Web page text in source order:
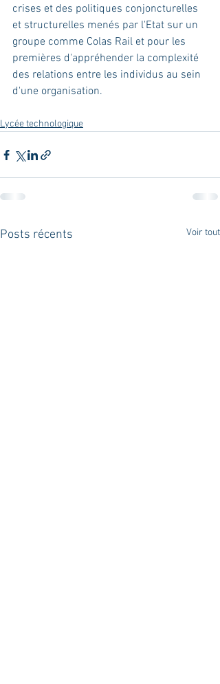
crises et des politiques conjoncturelles
et structurelles menés par l'Etat sur un
groupe comme Colas Rail et pour les
premières d'appréhender la complexité
des relations entre les individus au sein
d'une organisation.
Lycée technologique
Posts récents Voir tout